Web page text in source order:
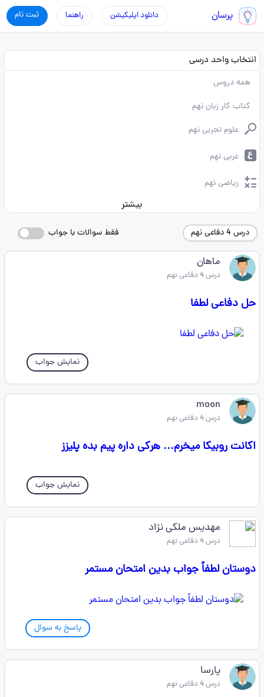
پرسان ثبت نام راهنما دانلود اپلیکیشن
انتخاب واحد درسی
همه دروس
کتاب کار زبان نهم
علوم تجربی نهم
عربی نهم
ریاضی نهم
بیشتر
درس 4 دفاعی نهم فقط سوالات با جواب
ماهان
درس 4 دفاعی نهم
حل دفاعی لطفا
نمایش جواب
moon
درس 4 دفاعی نهم
اکانت روبیکا میخرم... هرکی داره پیم بده پلیزز
نمایش جواب
مهدیس ملکی نژاد
درس 4 دفاعی نهم
دوستان لطفاً جواب بدین امتحان مستمر
پاسخ به سوال
پارسا
درس 4 دفاعی نهم